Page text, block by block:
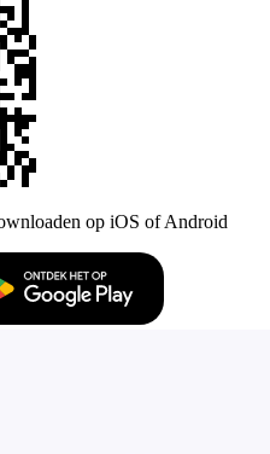
op iOS of Android